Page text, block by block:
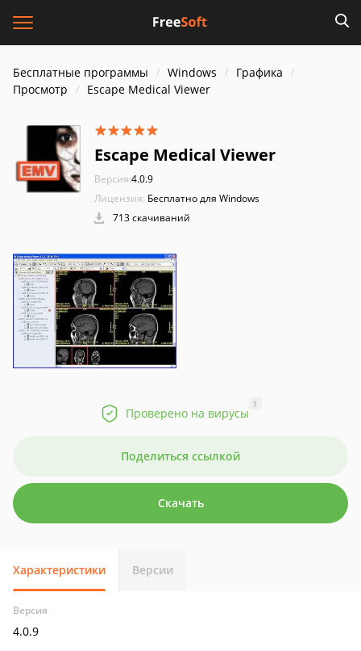
Бесплатные программы Windows
Графика
Просмотр
Escape Medical Viewer
Escape Medical Viewer
Версия:4.0.9
Лицензия: Бесплатно для Windows
713 скачиваний
Проверено на вирусы
?
Поделиться ссылкой
Скачать
Характеристики Версии
Версия
4.0.9